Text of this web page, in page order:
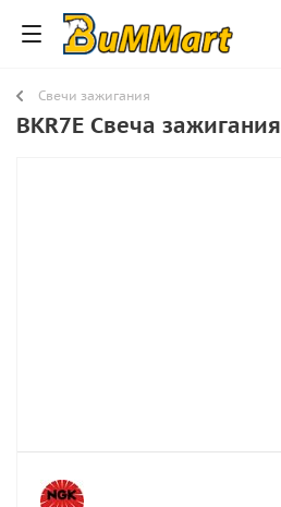
Свечи зажигания
BKR7E Свеча зажигания